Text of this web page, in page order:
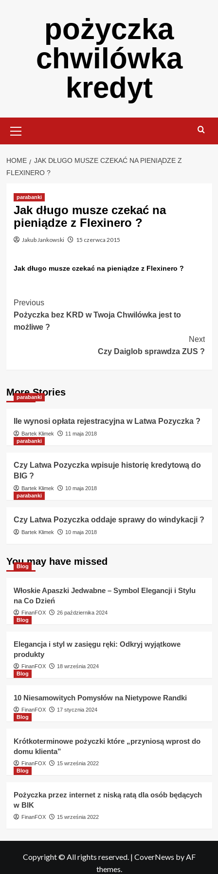
pożyczka
chwilówka
kredyt
Menu
HOME
JAK DŁUGO MUSZE CZEKAĆ NA PIENIĄDZE Z
FLEXINERO ?
parabanki
Jak długo musze czekać na
pieniądze z Flexinero ?
Jakub Jankowski 15 czerwca 2015
Jak długo musze czekać na pieniądze z Flexinero ?
Post
Navigation
Previous
Pożyczka bez KRD w Twoja Chwilówka jest to
możliwe ?
Next
Czy Daiglob sprawdza ZUS ?
More Stories
parabanki
Ile wynosi opłata rejestracyjna w Latwa Pozyczka ?
Bartek Klimek
11 maja 2018
parabanki
Czy Latwa Pozyczka wpisuje historię kredytową do
BIG ?
Bartek Klimek
10 maja 2018
parabanki
Czy Latwa Pozyczka oddaje sprawy do windykacji ?
Bartek Klimek 10 maja 2018
You may have missed
Blog
Włoskie Apaszki Jedwabne – Symbol Elegancji i Stylu
na Co Dzień
FinanFOX
26 października 2024
Blog
Elegancja i styl w zasięgu ręki: Odkryj wyjątkowe
produkty
FinanFOX
18 września 2024
Blog
10 Niesamowitych Pomysłów na Nietypowe Randki
FinanFOX
17 stycznia 2024
Blog
Krótkoterminowe pożyczki które „przyniosą wprost do
domu klienta”
FinanFOX
15 września 2022
Blog
Pożyczka przez internet z niską ratą dla osób będących
w BIK
FinanFOX 15 września 2022
Copyright © All rights reserved. | CoverNews by AF
themes.